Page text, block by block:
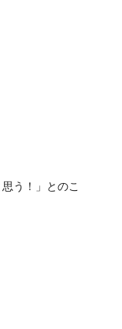
う！」とのこ